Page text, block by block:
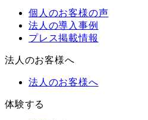
個人のお客様の声
法人の導入事例
プレス掲載情報
法人のお客様へ
法人のお客様へ
体験する